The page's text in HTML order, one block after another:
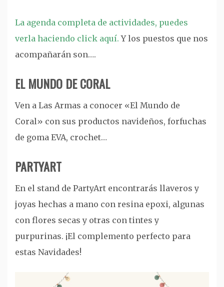
La agenda completa de actividades, puedes
verla haciendo click aquí.Y los puestos que nos
acompañarán son….
EL MUNDO DE CORAL
Ven a Las Armas a conocer «El Mundo de
Coral» con sus productos navideños, forfuchas
de goma EVA, crochet…
PARTYART
En el stand de PartyArt encontrarás llaveros y
joyas hechas a mano con resina epoxi, algunas
con flores secas y otras con tintes y
purpurinas. ¡El complemento perfecto para
estas Navidades!